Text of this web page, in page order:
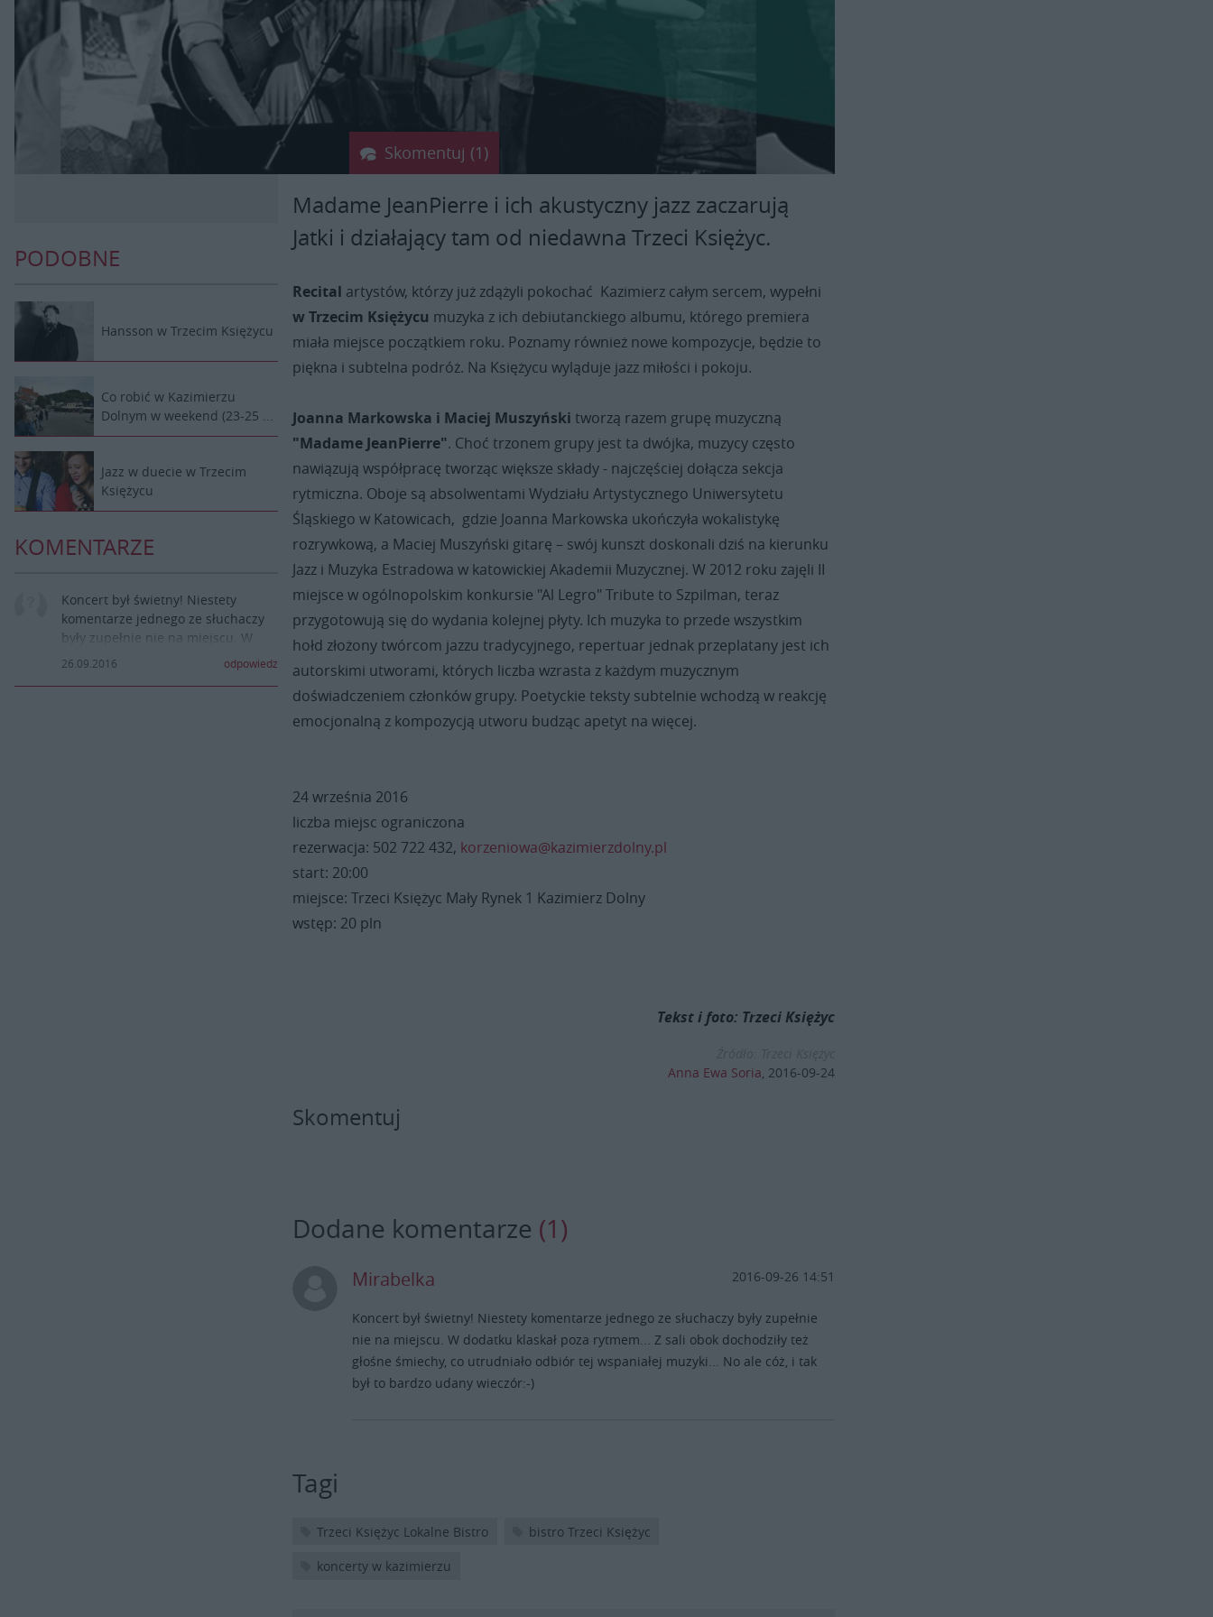
Skomentuj (1)
PODOBNE
Hansson w Trzecim Księżycu
Co robić w Kazimierzu
Dolnym w weekend (23-25 ...
Jazz w duecie w Trzecim
Księżycu
KOMENTARZE
Koncert był świetny! Niestety
komentarze jednego ze słuchaczy
były zupełnie nie na miejscu. W
dodatku klaskał poza rytmem... Z
sali obok dochodziły też głośne
26.09.2016 odpowiedz
Madame JeanPierre i ich akustyczny jazz zaczarują
Jatki i działający tam od niedawna Trzeci Księżyc.
Recital artystów, którzy już zdążyli pokochać Kazimierz całym sercem, wypełni
w Trzecim Księżycu muzyka z ich debiutanckiego albumu, którego premiera
miała miejsce początkiem roku. Poznamy również nowe kompozycje, będzie to
piękna i subtelna podróż. Na Księżycu wyląduje jazz miłości i pokoju.
Joanna Markowska i Maciej Muszyński tworzą razem grupę muzyczną
"Madame JeanPierre". Choć trzonem grupy jest ta dwójka, muzycy często
nawiązują współpracę tworząc większe składy - najczęściej dołącza sekcja
rytmiczna. Oboje są absolwentami Wydziału Artystycznego Uniwersytetu
Śląskiego w Katowicach, gdzie Joanna Markowska ukończyła wokalistykę
rozrywkową, a Maciej Muszyński gitarę – swój kunszt doskonali dziś na kierunku
Jazz i Muzyka Estradowa w katowickiej Akademii Muzycznej. W 2012 roku zajęli II
miejsce w ogólnopolskim konkursie "Al Legro" Tribute to Szpilman, teraz
przygotowują się do wydania kolejnej płyty. Ich muzyka to przede wszystkim
hołd złożony twórcom jazzu tradycyjnego, repertuar jednak przeplatany jest ich
autorskimi utworami, których liczba wzrasta z każdym muzycznym
doświadczeniem członków grupy. Poetyckie teksty subtelnie wchodzą w reakcję
emocjonalną z kompozycją utworu budząc apetyt na więcej.
24 września 2016
liczba miejsc ograniczona
rezerwacja: 502 722 432, korzeniowa@kazimierzdolny.pl
start: 20:00
miejsce: Trzeci Księżyc Mały Rynek 1 Kazimierz Dolny
wstęp: 20 pln
Tekst i foto: Trzeci Księżyc
Anna Ewa Soria, 2016-09-24
Skomentuj
Dodane komentarze (1)
Mirabelka 2016-09-26 14:51
Koncert był świetny! Niestety komentarze jednego ze słuchaczy były zupełnie
nie na miejscu. W dodatku klaskał poza rytmem... Z sali obok dochodziły też
głośne śmiechy, co utrudniało odbiór tej wspaniałej muzyki... No ale cóż, i tak
był to bardzo udany wieczór:-)
Tagi
Trzeci Księżyc Lokalne Bistro bistro Trzeci Księżyc
koncerty w kazimierzu